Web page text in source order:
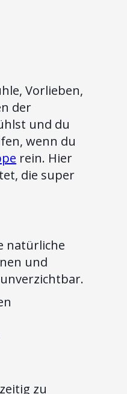
Vorlieben,
der
und du
wenn du
rein. Hier
die super
natürliche
und
zu